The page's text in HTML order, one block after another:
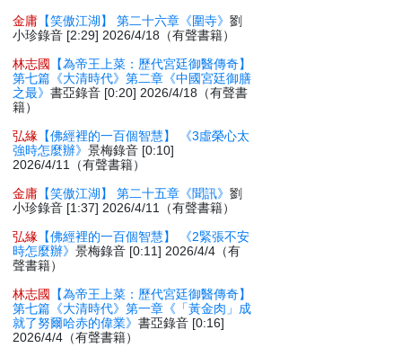
金庸 【笑傲江湖】 第二十六章《圍寺》劉
小珍錄音 [2:29] 2026/4/18（有聲書籍）
林志國
【為帝王上菜：歷代宮廷御醫傳奇】
第七篇《大清時代》第二章《中國宮廷御膳
之最》書亞錄音 [0:20] 2026/4/18（有聲書
籍）
弘緣 【佛經裡的一百個智慧】 《3虛榮心太
強時怎麼辦》景梅錄音 [0:10]
2026/4/11（有聲書籍）
金庸 【笑傲江湖】 第二十五章《聞訊》劉
小珍錄音 [1:37] 2026/4/11（有聲書籍）
弘緣 【佛經裡的一百個智慧】 《2緊張不安
時怎麼辦》景梅錄音 [0:11] 2026/4/4（有
聲書籍）
林志國
【為帝王上菜：歷代宮廷御醫傳奇】
第七篇《大清時代》第一章《「黃金肉」成
就了努爾哈赤的偉業》書亞錄音 [0:16]
2026/4/4（有聲書籍）